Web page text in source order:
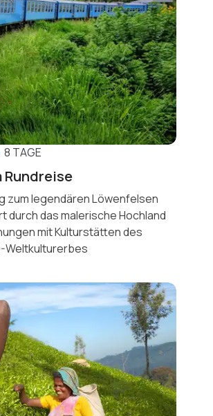
8 TAGE
Rundreise
zum legendären Löwenfelsen
durch das malerische Hochland
mit Kulturstätten des
Weltkulturerbes